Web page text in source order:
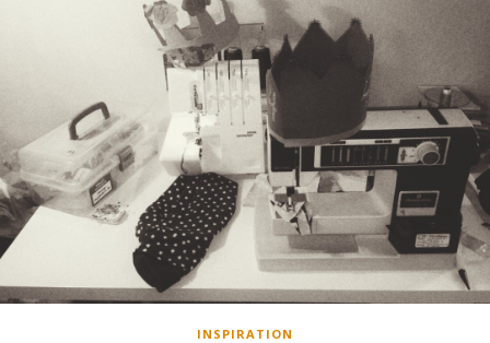
INSPIRATION